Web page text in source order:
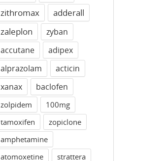
zithromax
adderall
zaleplon
zyban
accutane
adipex
alprazolam
acticin
xanax
baclofen
zolpidem
100mg
tamoxifen
zopiclone
amphetamine
atomoxetine
strattera